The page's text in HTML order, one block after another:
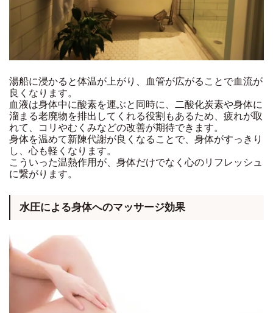
湯船に浸かると体温が上がり、血管が広がることで血流が
良くなります。
血液は身体中に酸素を運ぶと同時に、二酸化炭素や身体に
溜まる老廃物を排出してくれる役割もあるため、疲れが取
れて、コリやむくみなどの改善が期待できます。
身体を温めて新陳代謝が良くなることで、身体がすっきり
し、心も軽くなります。
こういった温熱作用が、身体だけでなく心のリフレッシュ
に繋がります。
水圧による身体へのマッサージ効果